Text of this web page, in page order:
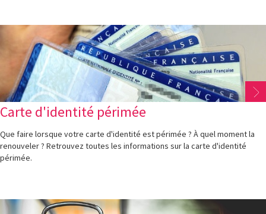
Carte d'identité périmée
Que faire lorsque votre carte d'identité est périmée ? À quel moment la
renouveler ? Retrouvez toutes les informations sur la carte d'identité
périmée.